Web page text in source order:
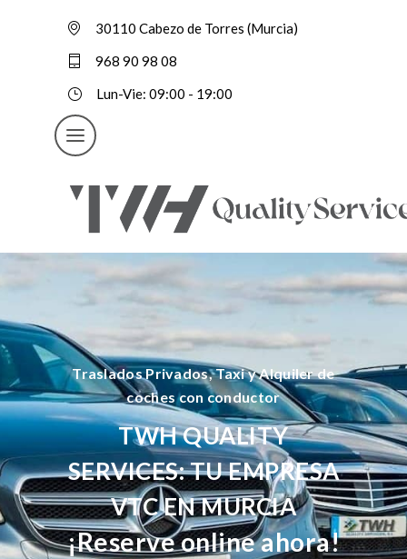
30110 Cabezo de Torres (Murcia)
968 90 98 08
Lun-Vie: 09:00 - 19:00
Traslados Privados, Taxi y Alquiler de
coches con conductor
TWH QUALITY
SERVICES: TU EMPRESA
VTC EN MURCIA
¡Reserve online ahora!